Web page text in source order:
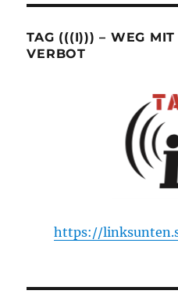
TAG (((I))) – WEG
VERBOT
https://